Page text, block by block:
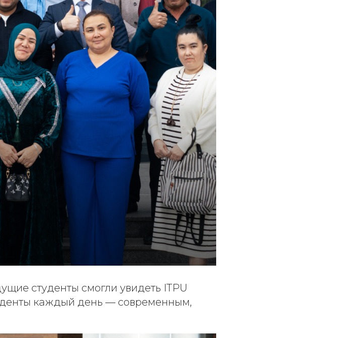
студенты смогли увидеть ITPU
каждый день — современным,